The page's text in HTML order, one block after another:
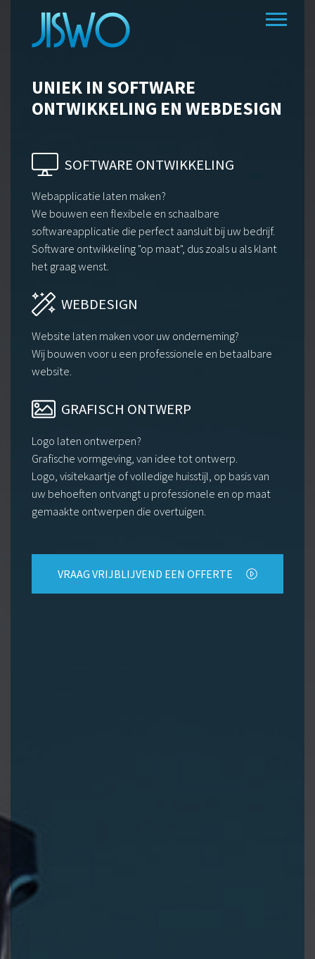
UNIEK IN SOFTWARE
ONTWIKKELING EN WEBDESIGN
SOFTWARE ONTWIKKELING
Webapplicatie laten maken?
We bouwen een flexibele en schaalbare
softwareapplicatie die perfect aansluit bij uw bedrijf.
Software ontwikkeling "op maat", dus zoals u als klant
het graag wenst.
WEBDESIGN
Website laten maken voor uw onderneming?
Wij bouwen voor u een professionele en betaalbare
website.
GRAFISCH ONTWERP
Logo laten ontwerpen?
Grafische vormgeving, van idee tot ontwerp.
Logo, visitekaartje of volledige huisstijl, op basis van
uw behoeften ontvangt u professionele en op maat
gemaakte ontwerpen die overtuigen.
VRAAG VRIJBLIJVEND EEN OFFERTE